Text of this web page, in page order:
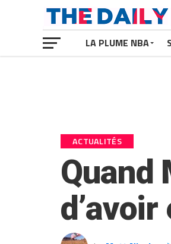
LA PLUME NBA
ACTUALITÉS
Quand